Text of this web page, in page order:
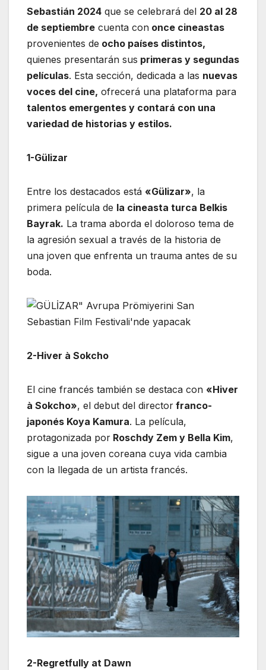
Sebastián 2024 que se celebrará del 20 al 28
de septiembre cuenta con once cineastas
provenientes de ocho países distintos,
quienes presentarán sus primeras y segundas
películas. Esta sección, dedicada a las nuevas
voces del cine, ofrecerá una plataforma para
talentos emergentes y contará con una
variedad de historias y estilos.
1-Gülizar
Entre los destacados está «Gülizar», la
primera película de la cineasta turca Belkis
Bayrak. La trama aborda el doloroso tema de
la agresión sexual a través de la historia de
una joven que enfrenta un trauma antes de su
boda.
2-Hiver à Sokcho
El cine francés también se destaca con «Hiver
à Sokcho», el debut del director franco-
japonés Koya Kamura. La película,
protagonizada por Roschdy Zem y Bella Kim,
sigue a una joven coreana cuya vida cambia
con la llegada de un artista francés.
2-Regretfully at Dawn